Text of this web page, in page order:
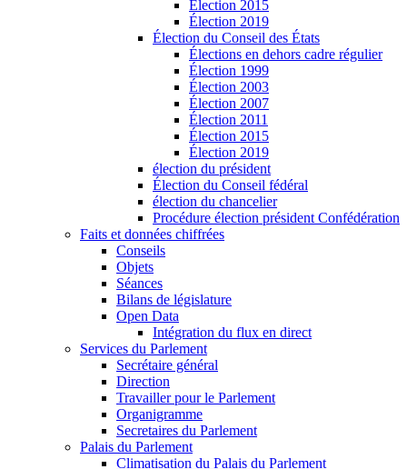
Élection 2015
Élection 2019
Élection du Conseil des États
Élections en dehors cadre régulier
Élection 1999
Élection 2003
Élection 2007
Élection 2011
Élection 2015
Élection 2019
élection du président
Élection du Conseil fédéral
élection du chancelier
Procédure élection président Confédération
Faits et données chiffrées
Conseils
Objets
Séances
Bilans de législature
Open Data
Intégration du flux en direct
Services du Parlement
Secrétaire général
Direction
Travailler pour le Parlement
Organigramme
Secretaires du Parlement
Palais du Parlement
Climatisation du Palais du Parlement